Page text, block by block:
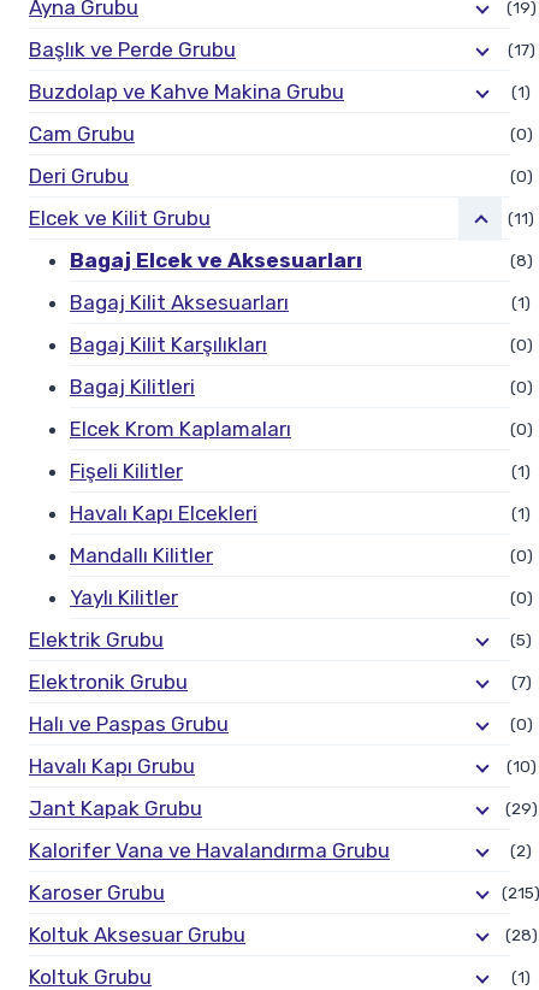
Ayna Grubu (19)
Başlık ve Perde Grubu (17)
Buzdolap ve Kahve Makina Grubu (1)
Cam Grubu (0)
Deri Grubu (0)
Elcek ve Kilit Grubu (11)
Bagaj Elcek ve Aksesuarları (8)
Bagaj Kilit Aksesuarları (1)
Bagaj Kilit Karşılıkları (0)
Bagaj Kilitleri (0)
Elcek Krom Kaplamaları (0)
Fişeli Kilitler (1)
Havalı Kapı Elcekleri (1)
Mandallı Kilitler (0)
Yaylı Kilitler (0)
Elektrik Grubu (5)
Elektronik Grubu (7)
Halı ve Paspas Grubu (0)
Havalı Kapı Grubu (10)
Jant Kapak Grubu (29)
Kalorifer Vana ve Havalandırma Grubu (2)
Karoser Grubu (215)
Koltuk Aksesuar Grubu (28)
Koltuk Grubu (1)